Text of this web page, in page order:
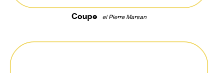
Coupe ei Pierre Marsan